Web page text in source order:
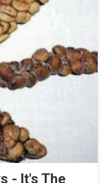
- It's The